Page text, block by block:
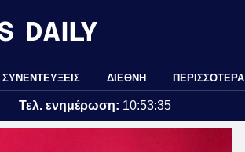
ΣΥΝΕΝΤΕΥΞΕΙΣ ΔΙΕΘΝΗ ΠΕΡΙΣΣΟΤΕΡΑ
Τελ. ενημέρωση: 10:53:35